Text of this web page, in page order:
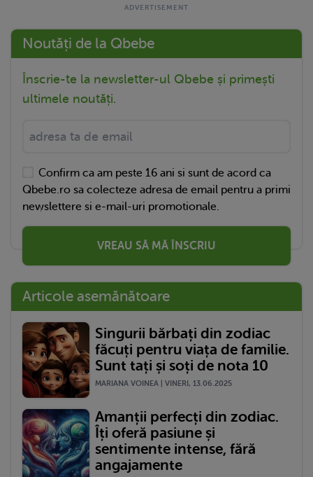
Noutăți de la Qbebe
Înscrie-te la newsletter-ul Qbebe și primești
ultimele noutăți.
Confirm ca am peste 16 ani si sunt de acord ca
Qbebe.ro sa colecteze adresa de email pentru a primi
newslettere si e-mail-uri promotionale.
VREAU SĂ MĂ ÎNSCRIU
Articole asemănătoare
Singurii bărbați din zodiac
făcuți pentru viața de familie.
Sunt tați și soți de nota 10
MARIANA VOINEA | VINERI, 13.06.2025
Amanții perfecți din zodiac.
Îți oferă pasiune și
sentimente intense, fără
angajamente